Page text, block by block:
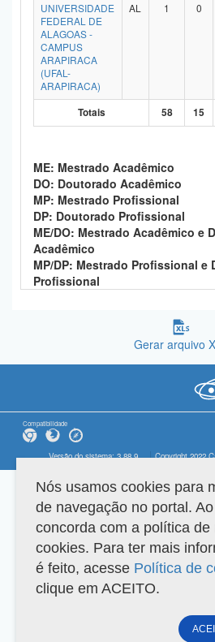
UNIVERSIDADE
FEDERAL DE
ALAGOAS -
CAMPUS
ARAPIRACA
(UFAL-
ARAPIRACA)
AL 1 0
Totais 58 15
ME: Mestrado Acadêmico
DO: Doutorado Acadêmico
MP: Mestrado Profissional
DP: Doutorado Profissional
ME/DO: Mestrado Acadêmico e
Acadêmico
MP/DP: Mestrado Profissional e
Profissional
Gerar arquivo
Compatibilidade
Versão do sistema: 3.88.9 Copyright 2022
Nós usamos cookies para
de navegação no portal.
concorda com a política
cookies. Para ter mais
é feito, acesse Política de
clique em ACEITO.